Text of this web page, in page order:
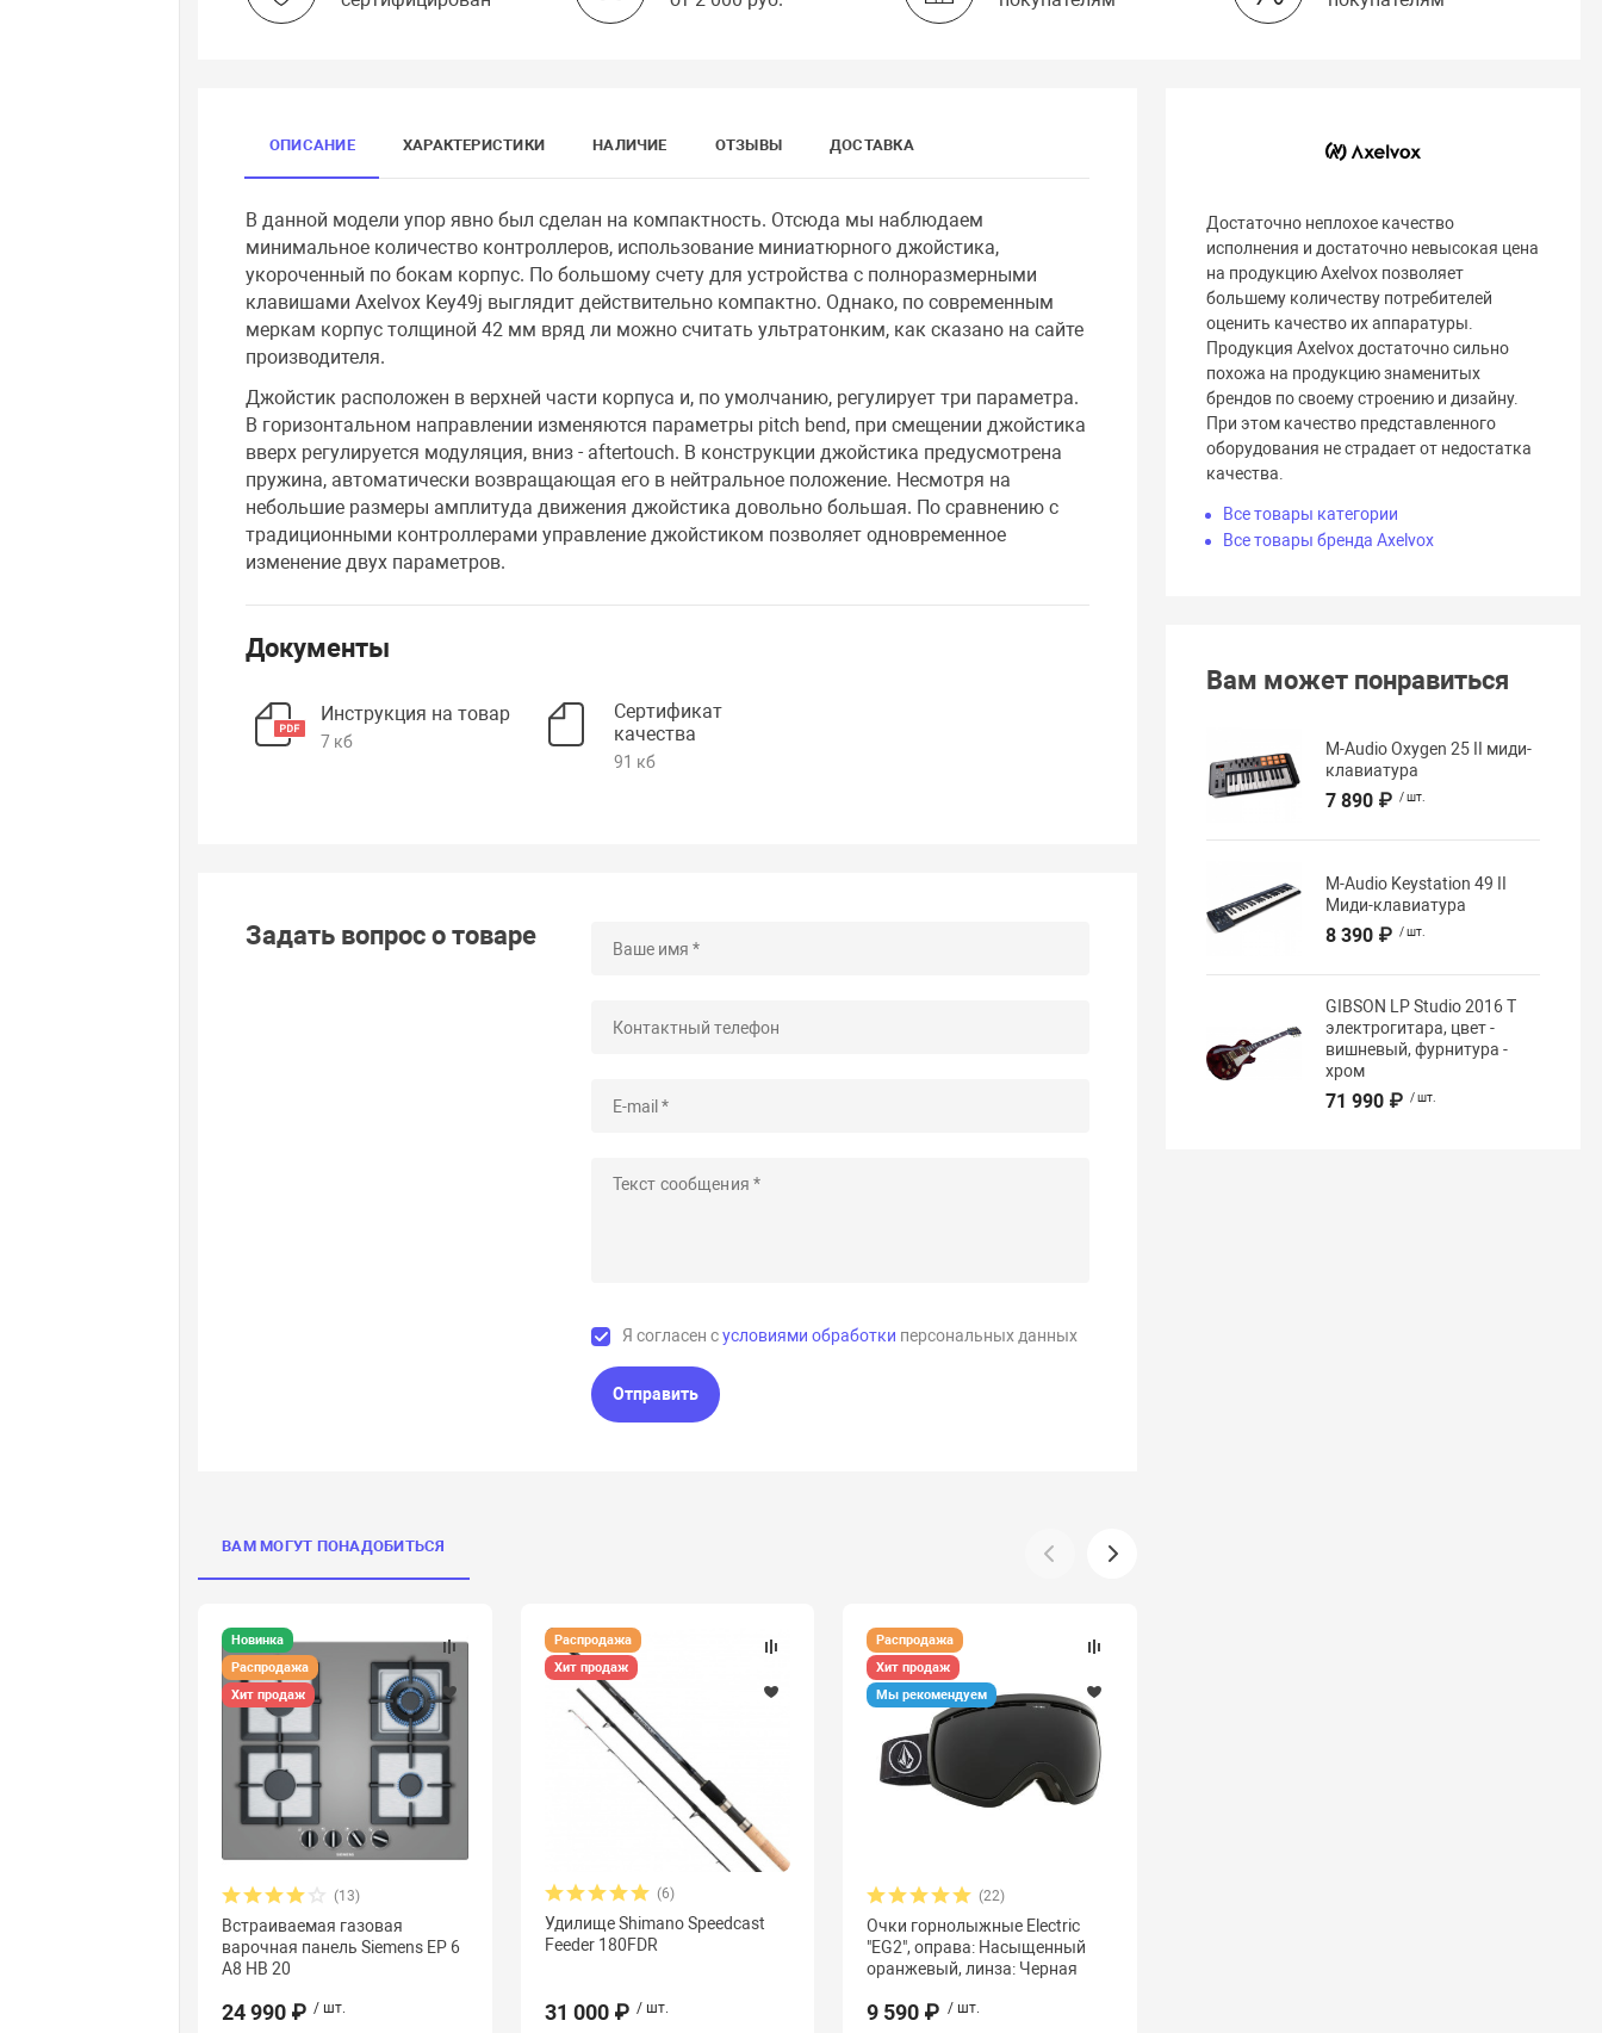
ОПИСАНИЕ ХАРАКТЕРИСТИКИ НАЛИЧИЕ ОТЗЫВЫ ДОСТАВКА
В данной модели упор явно был сделан на компактность. Отсюда мы наблюдаем
минимальное количество контроллеров, использование миниатюрного джойстика,
укороченный по бокам корпус. По большому счету для устройства с полноразмерными
клавишами Axelvox Key49j выглядит действительно компактно. Однако, по современным
меркам корпус толщиной 42 мм вряд ли можно считать ультратонким, как сказано на сайте
производителя.
Джойстик расположен в верхней части корпуса и, по умолчанию, регулирует три параметра.
В горизонтальном направлении изменяются параметры pitch bend, при смещении джойстика
вверх регулируется модуляция, вниз - aftertouch. В конструкции джойстика предусмотрена
пружина, автоматически возвращающая его в нейтральное положение. Несмотря на
небольшие размеры амплитуда движения джойстика довольно большая. По сравнению с
традиционными контроллерами управление джойстиком позволяет одновременное
изменение двух параметров.
Документы
Инструкция на товар
7 кб
Сертификат
качества
91 кб
Задать вопрос о товаре
Я согласен сусловиями обработки персональных данных
Отправить
ВАМ МОГУТ ПОНАДОБИТЬСЯ
Новинка
Распродажа
Хит продаж
(13)
Встраиваемая газовая
варочная панель Siemens EP 6
A8 HB 20
24 990 ₽ / шт.
Распродажа
Хит продаж
(6)
Удилище Shimano Speedcast
Feeder 180FDR
31 000 ₽ / шт.
Распродажа
Хит продаж
Мы рекомендуем
(22)
Очки горнолыжные Electric
"EG2", оправа: Насыщенный
оранжевый, линза: Черная
9 590 ₽ / шт.
Достаточно неплохое качество
исполнения и достаточно невысокая цена
на продукцию Axelvox позволяет
большему количеству потребителей
оценить качество их аппаратуры.
Продукция Axelvox достаточно сильно
похожа на продукцию знаменитых
брендов по своему строению и дизайну.
При этом качество представленного
оборудования не страдает от недостатка
качества.
Все товары категории
Все товары бренда Axelvox
Вам может понравиться
M-Audio Oxygen 25 II миди-
клавиатура
7 890 ₽ / шт.
M-Audio Keystation 49 II
Миди-клавиатура
8 390 ₽ / шт.
GIBSON LP Studio 2016 T
электрогитара, цвет -
вишневый, фурнитура -
хром
71 990 ₽ / шт.